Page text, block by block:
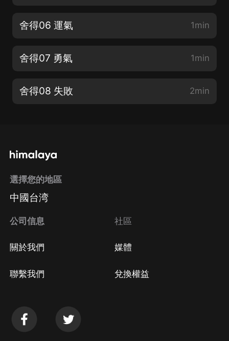
舍得06 運氣 1min
舍得07 勇氣 1min
舍得08 失敗 2min
選擇您的地區
中國台湾
公司信息
關於我們
聯繫我們
社區
媒體
兌換權益